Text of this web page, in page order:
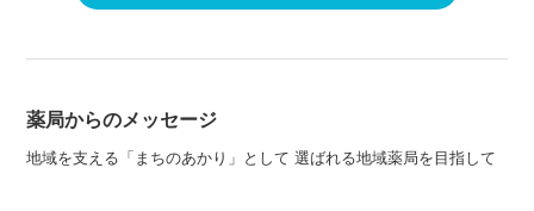
薬局からのメッセージ
地域を支える「まちのあかり」として 選ばれる地域薬局を目指して